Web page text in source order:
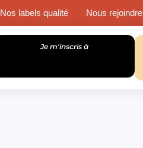
Nos labels qualité Nous rejoindre
Je m'inscris à